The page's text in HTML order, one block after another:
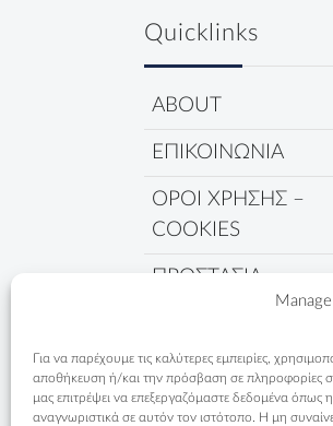
Για να παρέχουμε τις καλύτερες εμπειρίες,
αποθήκευση ή/και την πρόσβαση σε πληροφορίες
μας επιτρέψει να επεξεργαζόμαστε δεδομένα
αναγνωριστικά σε αυτόν τον ιστότοπο. Η μη
Quicklinks
ABOUT
ΕΠΙΚΟΙΝΩΝΙΑ
ΟΡΟΙ ΧΡΗΣΗΣ –
COOKIES
ΠΡΟΣΤΑΣΙΑ
ΔΕΔΟΜΕΝΩΝ
ΠΟΛΙΤΙΚΗ